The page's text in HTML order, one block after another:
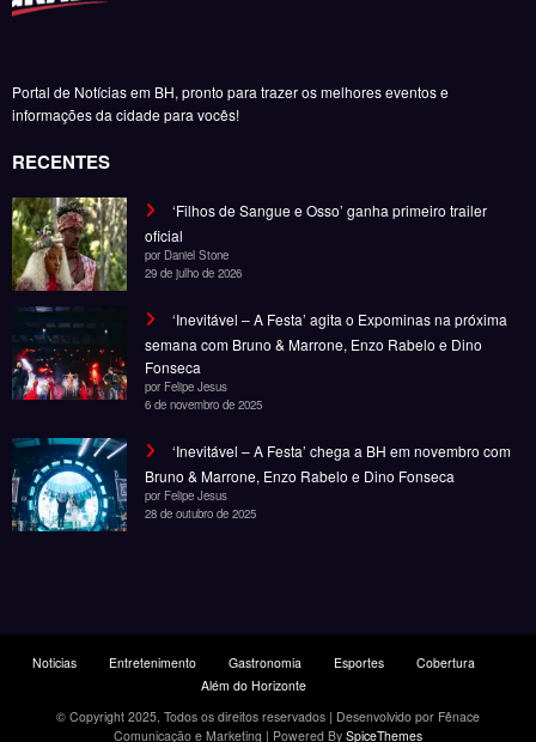
informações da cidade para vocês!
oficial
por Daniel Stone
29 de julho de 2026
semana com Bruno & Marrone, Enzo Rabelo e Dino
Fonseca
por Felipe Jesus
6 de novembro de 2025
Bruno & Marrone, Enzo Rabelo e Dino Fonseca
por Felipe Jesus
28 de outubro de 2025
Noticias Entretenimento Gastronomia Esportes
Cobertura
Além do Horizonte
© Copyright 2025, Todos os direitos reservados | Desenvolvido por Fênace
Comunicação e Marketing | Powered BySpiceThemes